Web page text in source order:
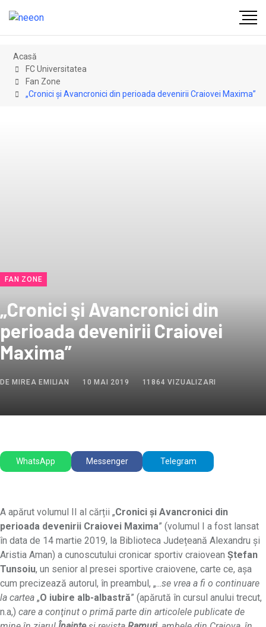
Acasă
FC Universitatea
Fan Zone
„Cronici şi Avancronici din perioada devenirii Craiovei Maxima”
FAN ZONE
„Cronici şi Avancronici din
perioada devenirii Craiovei
Maxima”
DE MIREA EMILIAN 10 MAI 2019 11864 VIZUALIZARI
WhatsApp Messenger Telegram
A apărut volumul II al cărții „Cronici şi Avancronici din
perioada devenirii Craiovei Maxima” (volumul I a fost lansat
în data de 14 martie 2019, la Biblioteca Județeană Alexandru și
Aristia Aman) a cunoscutului cronicar sportiv craiovean Ştefan
Tunsoiu, un senior al presei sportive craiovene, carte ce, aşa
cum precizează autorul, în preambul, „...se vrea a fi o continuare
la cartea „O iubire alb-albastră” (apărută în cursul anului trecut,
n.a,) care a conţinut o primă parte din articolele publicate de